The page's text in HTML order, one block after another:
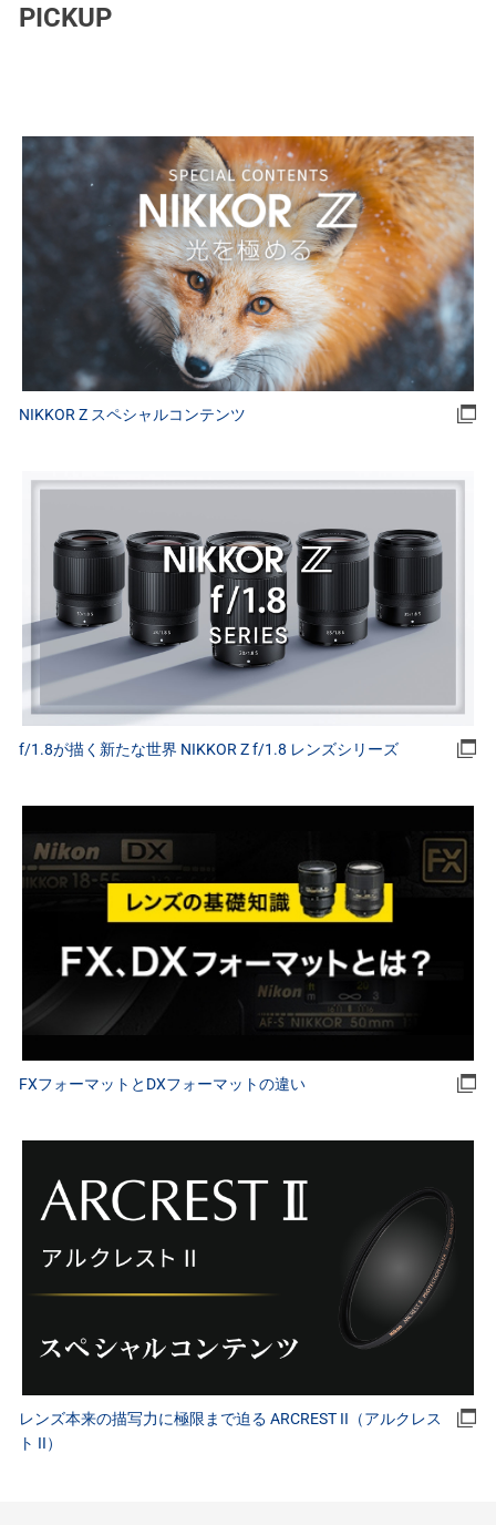
PICKUP
NIKKOR Z スペシャルコンテンツ
f/1.8が描く新たな世界 NIKKOR Z f/1.8 レンズシリーズ
FXフォーマットとDXフォーマットの違い
レンズ本来の描写力に極限まで迫る ARCREST II（アルクレス
ト II）